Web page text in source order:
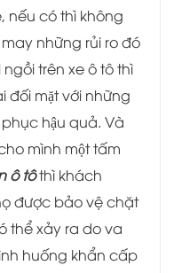
nếu có thì không
những rủi ro đó
trên xe ô tô thì
đối mặt với những
hậu quả. Và
mình một tấm
ô tôthì khách
được bảo vệ chặt
thể xảy ra do va
huống khẩn cấp